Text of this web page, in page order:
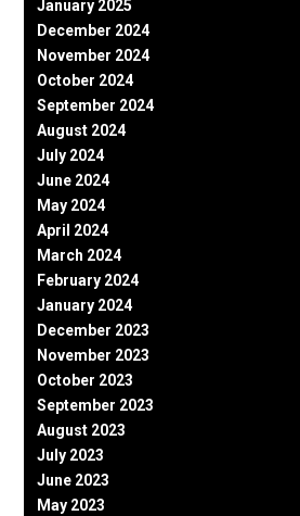
January 2025
December 2024
November 2024
October 2024
September 2024
August 2024
July 2024
June 2024
May 2024
April 2024
March 2024
February 2024
January 2024
December 2023
November 2023
October 2023
September 2023
August 2023
July 2023
June 2023
May 2023